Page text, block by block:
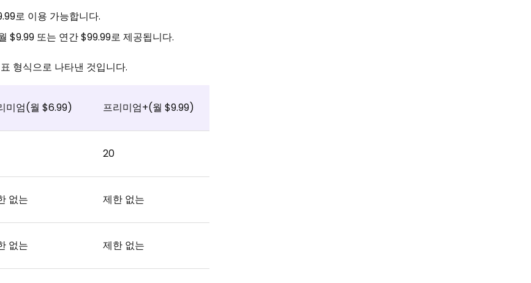
로 이용 가능합니다.
또는 연간 $99.99로 제공됩니다.
형식으로 나타낸 것입니다.
미엄(월 $6.99) 프리미엄+(월 $9.99)
20
없는 제한 없는
없는 제한 없는